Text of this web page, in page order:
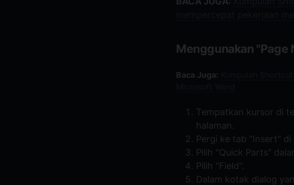
mempercepat pekerjaan
Menggunakan "Page
Baca Juga: Kumpulan
Microsoft Word
Tempatkan kursor di
halaman.
Pergi ke tab "Insert" di
Pilih "Quick Parts"
Pilih "Field".
Dalam kotak dialog